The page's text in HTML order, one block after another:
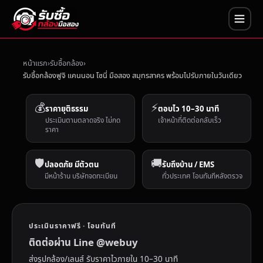
หน้าแรก รับซื้อกล้อง
รับซื้อกล้องฟูจิ แคนนอน โซนี่ มือสอง สมุทรสาคร พร้อมไปรับภายในวันเดียว
💰ราคายุติธรรม
ประเมินตามตลาดจริง ไม่กด
ราคา
⚡ตอบไว 10–30 นาที
เจ้าหน้าที่ติดต่อกลับเร็ว
🛡️ปลอดภัย มีตัวตน
มีหน้าร้าน บริษัทจดทะเบียน
🚚รับถึงบ้าน / EMS
ทั่วประเทศ โอนทันทีหลังตรวจ
ประเมินราคาฟรี · โอนทันที
ติดต่อผ่าน Line @webuy
ส่งรูปกล้อง/เลนส์ รับราคาไวภายใน 10–30 นาที